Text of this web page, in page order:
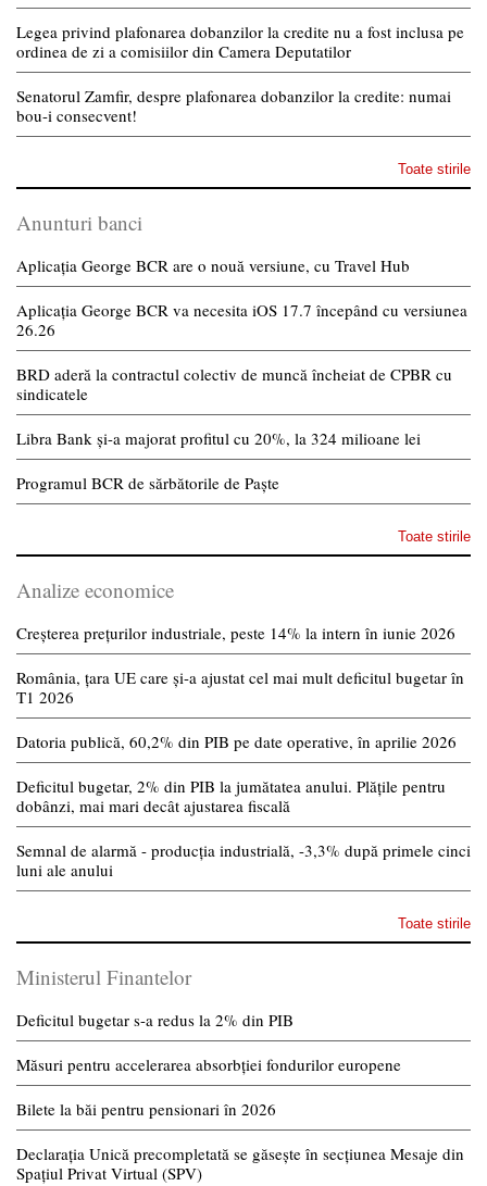
Legea privind plafonarea dobanzilor la credite nu a fost inclusa pe
ordinea de zi a comisiilor din Camera Deputatilor
Senatorul Zamfir, despre plafonarea dobanzilor la credite: numai
bou-i consecvent!
Toate stirile
Anunturi banci
Aplicația George BCR are o nouă versiune, cu Travel Hub
Aplicația George BCR va necesita iOS 17.7 începând cu versiunea
26.26
BRD aderă la contractul colectiv de muncă încheiat de CPBR cu
sindicatele
Libra Bank și-a majorat profitul cu 20%, la 324 milioane lei
Programul BCR de sărbătorile de Paște
Toate stirile
Analize economice
Creșterea prețurilor industriale, peste 14% la intern în iunie 2026
România, țara UE care și-a ajustat cel mai mult deficitul bugetar în
T1 2026
Datoria publică, 60,2% din PIB pe date operative, în aprilie 2026
Deficitul bugetar, 2% din PIB la jumătatea anului. Plățile pentru
dobânzi, mai mari decât ajustarea fiscală
Semnal de alarmă - producția industrială, -3,3% după primele cinci
luni ale anului
Toate stirile
Ministerul Finantelor
Deficitul bugetar s-a redus la 2% din PIB
Măsuri pentru accelerarea absorbției fondurilor europene
Bilete la băi pentru pensionari în 2026
Declarația Unică precompletată se găsește în secțiunea Mesaje din
Spațiul Privat Virtual (SPV)